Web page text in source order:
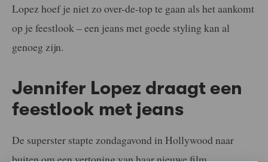
Lopez hoef je niet zo over-de-top te gaan als het aankomt
op je feestlook – een jeans met goede styling kan al
genoeg zijn.
Jennifer Lopez draagt een
feestlook met jeans
De superster stapte zondagavond in Hollywood naar
buiten om een vertoning van haar nieuwe film